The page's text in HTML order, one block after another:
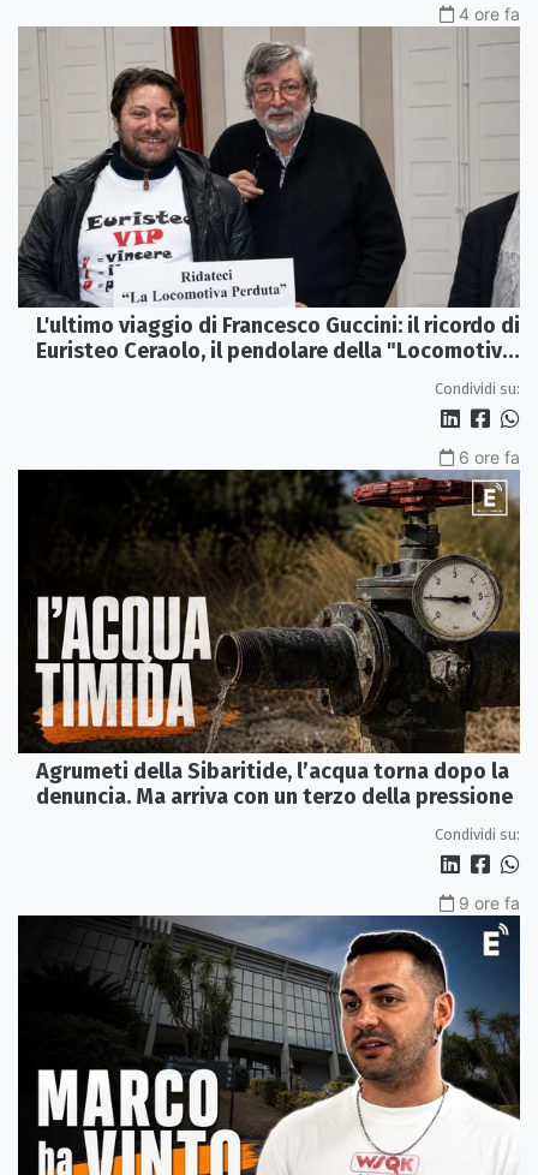
4 ore fa
L'ultimo viaggio di Francesco Guccini: il ricordo di
Euristeo Ceraolo, il pendolare della "Locomotiva
Condividi su:
6 ore fa
Agrumeti della Sibaritide, l’acqua torna dopo la
denuncia. Ma arriva con un terzo della pressione
Condividi su:
9 ore fa